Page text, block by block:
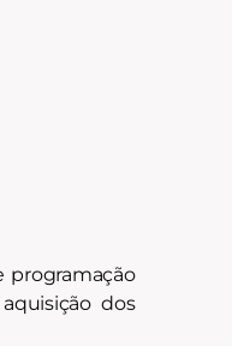
programação
dos